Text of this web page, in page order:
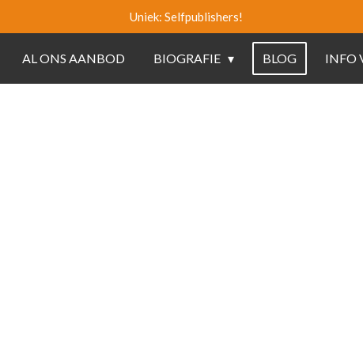
Uniek: Selfpublishers!
AL ONS AANBOD BIOGRAFIE BLOG INFO